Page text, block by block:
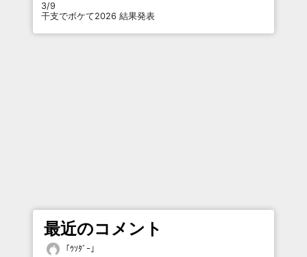
3/9
干支でボケて2026 結果発表
最近のコメント
「ｳｿﾀﾞｰ 」